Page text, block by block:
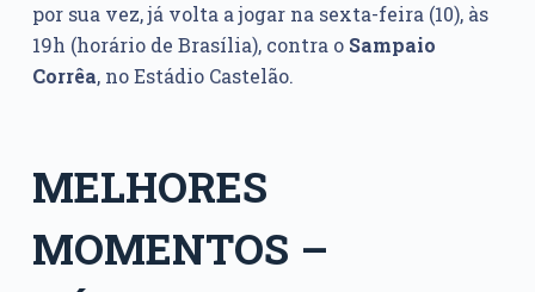
por sua vez, já volta a jogar na sexta-feira (10), às
19h (horário de Brasília), contra oSampaio
Corrêa, no Estádio Castelão.
MELHORES
MOMENTOS –